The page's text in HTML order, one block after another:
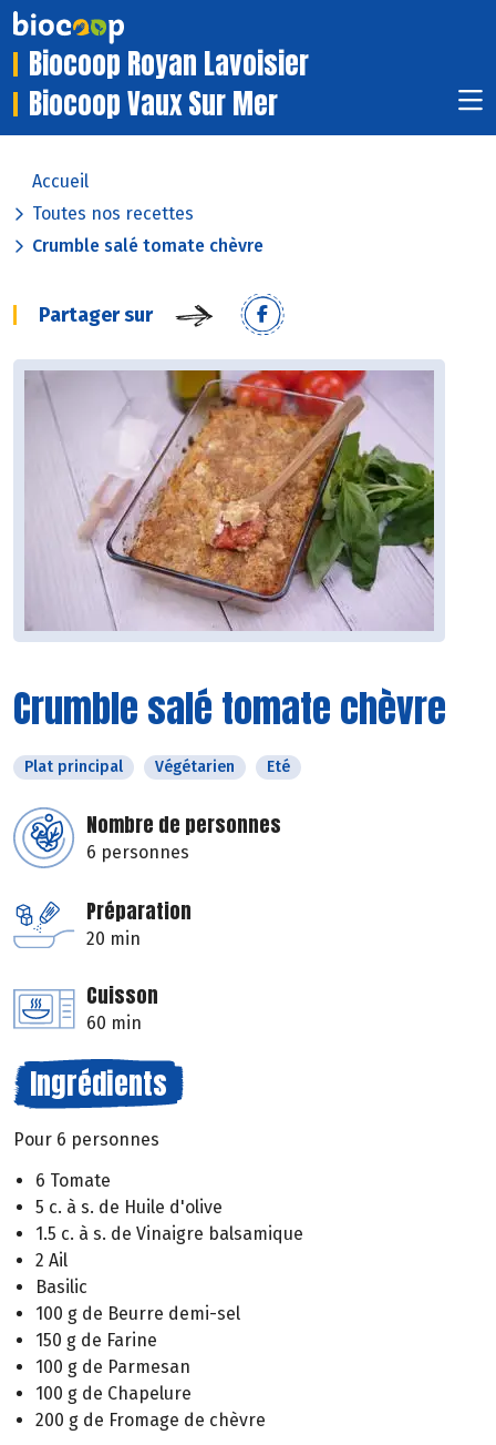
Biocoop Royan Lavoisier
Biocoop Vaux Sur Mer
Accueil
Toutes nos recettes
Crumble salé tomate chèvre
Partager sur
Crumble salé tomate chèvre
Plat principal Végétarien Eté
Nombre de personnes
6 personnes
Préparation
20 min
Cuisson
60 min
Ingrédients
Pour 6 personnes
6 Tomate
5 c. à s. de Huile d'olive
1.5 c. à s. de Vinaigre balsamique
2 Ail
Basilic
100 g de Beurre demi-sel
150 g de Farine
100 g de Parmesan
100 g de Chapelure
200 g de Fromage de chèvre